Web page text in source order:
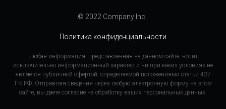
© 2022 Company Inc.
Политика конфиденциальности
Любая информация, представленная на данном сайте, носит
исключительно информационный характер и ни при каких условиях не
является публичной офертой, определяемой положениями статьи 437
ГК РФ. Отправляя сведения через любую электронную форму на этом
сайте, вы даете согласие на обработку ваших персональных данных.